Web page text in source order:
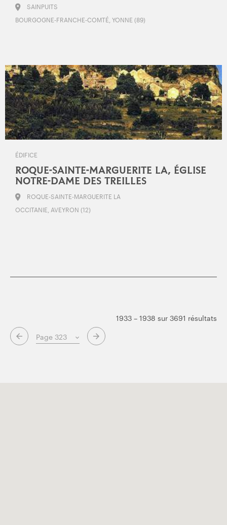
SAINPUITS
BOURGOGNE-FRANCHE-COMTÉ, YONNE (89)
ÉDIFICE
ROQUE-SAINTE-MARGUERITE LA, ÉGLISE
NOTRE-DAME DES TREILLES
ROQUE-SAINTE-MARGUERITE LA
OCCITANIE, AVEYRON (12)
Page suivante
1933 – 1938 sur 3691 résultats